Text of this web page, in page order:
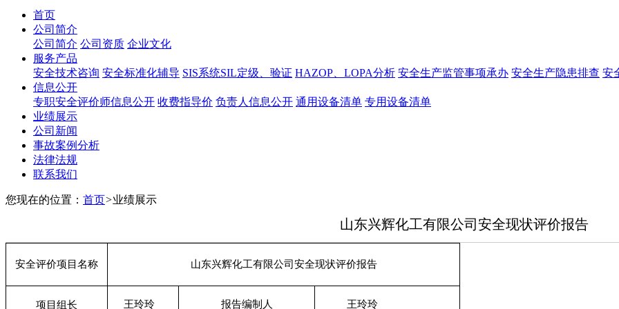
首页
公司简介
公司简介 公司资质 企业文化
服务产品
安全技术咨询 安全标准化辅导 SIS系统SIL定级、验证 HAZOP、LOPA分析 安全生产监管事项承办 安全生产隐患排查 安
信息公开
专职安全评价师信息公开 收费指导价 负责人信息公开 通用设备清单 专用设备清单
业绩展示
公司新闻
事故案例分析
法律法规
联系我们
您现在的位置： 首页>业绩展示
山东兴辉化工有限公司安全现状评价报告
安全评价项目名称 山东兴辉化工有限公司安全现状评价报告
项目组长 王玲玲 报告编制人 王玲玲